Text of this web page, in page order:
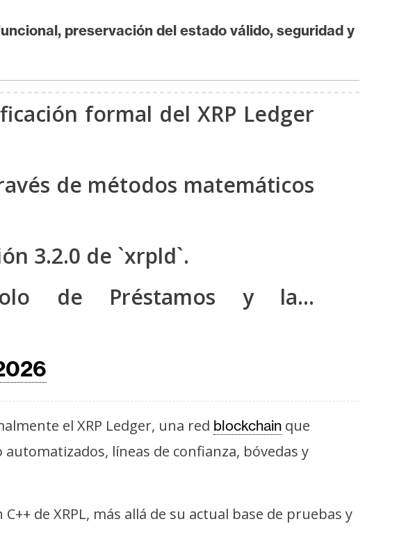
preservación del estado válido, seguridad y
formal del XRP Ledger
de métodos matemáticos
3.2.0 de `xrpld`.
de Préstamos y la…
el XRP Ledger, una red blockchain que
líneas de confianza, bóvedas y
de XRPL, más allá de su actual base de pruebas y